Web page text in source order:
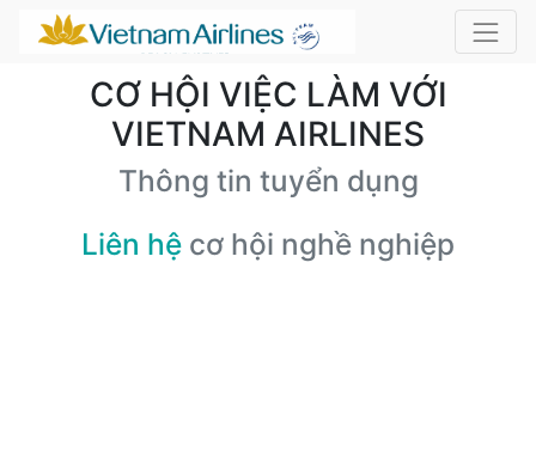
CƠ HỘI VIỆC LÀM VỚI
VIETNAM AIRLINES
Thông tin tuyển dụng
Liên hệ cơ hội nghề nghiệp